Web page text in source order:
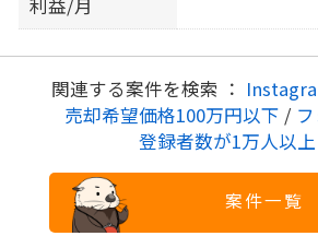
利益/月
関連する案件を検索 ：
売却希望価格100万円以下 /
登録者数が1万人以上
案件一覧